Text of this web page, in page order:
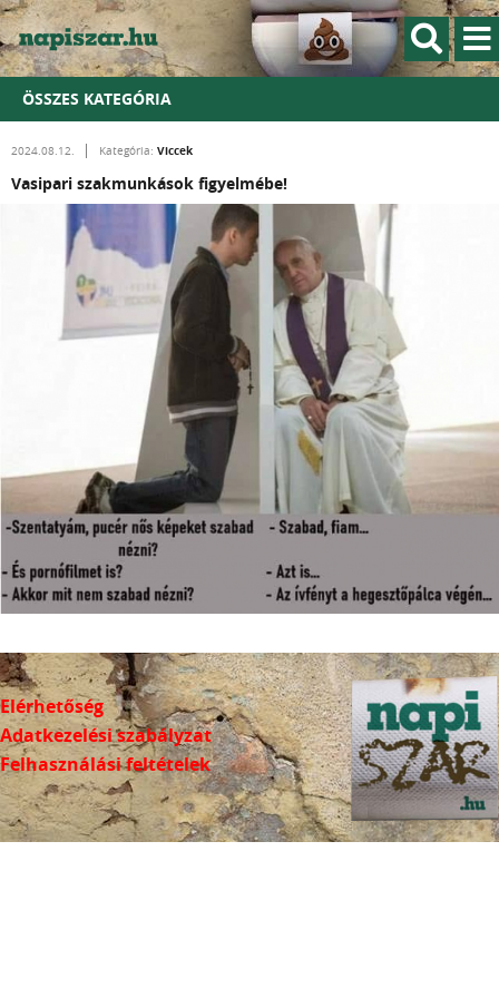
ÖSSZES KATEGÓRIA
2024.08.12. Kategória: Viccek
Vasipari szakmunkások figyelmébe!
Elérhetőség
Adatkezelési szabályzat
Felhasználási feltételek